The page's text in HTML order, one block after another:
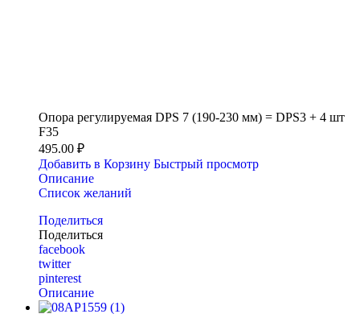
Опора регулируемая DPS 7 (190-230 мм) = DPS3 + 4 шт
F35
495.00 ₽
Добавить в Корзину Быстрый просмотр
Описание
Список желаний
Поделиться
Поделиться
facebook
twitter
pinterest
Описание